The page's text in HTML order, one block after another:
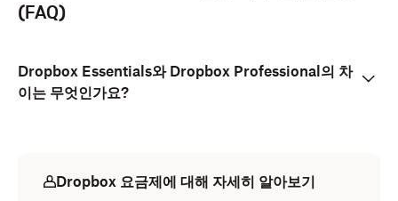
(FAQ)
Dropbox Essentials와 Dropbox Professional의 차
이는 무엇인가요?
Dropbox 요금제에 대해 자세히 알아보기